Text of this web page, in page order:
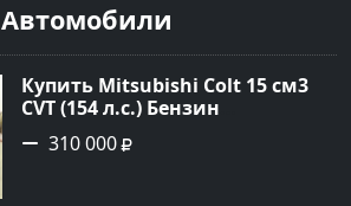
Автомобили
Купить Mitsubishi Colt 15 см3
CVT (154 л.с.) Бензин
турбонаддув в Краснодар:
цвет Чёрный металик Хетчбэк
310 000